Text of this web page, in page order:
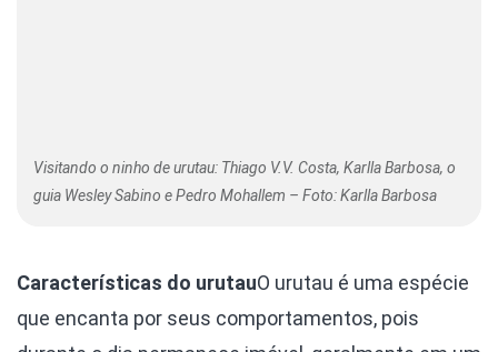
Visitando o ninho de urutau: Thiago V.V. Costa, Karlla Barbosa, o
guia Wesley Sabino e Pedro Mohallem – Foto: Karlla Barbosa
Características do urutauO urutau é uma espécie
que encanta por seus comportamentos, pois